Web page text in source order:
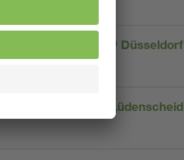
Düsseldorf
Lüdenscheid